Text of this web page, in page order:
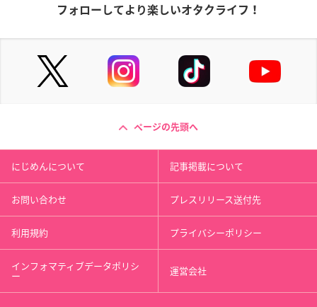
フォローしてより楽しいオタクライフ！
ページの先頭へ
にじめんについて 記事掲載について
お問い合わせ プレスリリース送付先
利用規約 プライバシーポリシー
インフォマティブデータポリシ
ー 運営会社